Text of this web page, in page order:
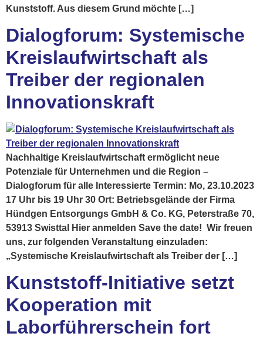
Kunststoff. Aus diesem Grund möchte […]
Dialogforum: Systemische
Kreislaufwirtschaft als
Treiber der regionalen
Innovationskraft
Nachhaltige Kreislaufwirtschaft ermöglicht neue
Potenziale für Unternehmen und die Region –
Dialogforum für alle Interessierte Termin: Mo, 23.10.2023
17 Uhr bis 19 Uhr 30 Ort: Betriebsgelände der Firma
Hündgen Entsorgungs GmbH & Co. KG, Peterstraße 70,
53913 Swisttal Hier anmelden Save the date! Wir freuen
uns, zur folgenden Veranstaltung einzuladen:
„Systemische Kreislaufwirtschaft als Treiber der […]
Kunststoff-Initiative setzt
Kooperation mit
Laborführerschein fort